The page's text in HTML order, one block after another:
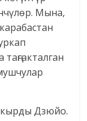
Мына,
Дзюйо.